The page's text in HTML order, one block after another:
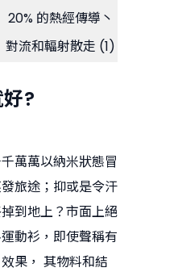
20% 的熱經傳導丶
對流和輻射散走 (1)
?
萬萬以納米狀態冒
旅途；抑或是令汗
到地上？市面上絕
動衫，即使聲稱有
果， 其物料和結